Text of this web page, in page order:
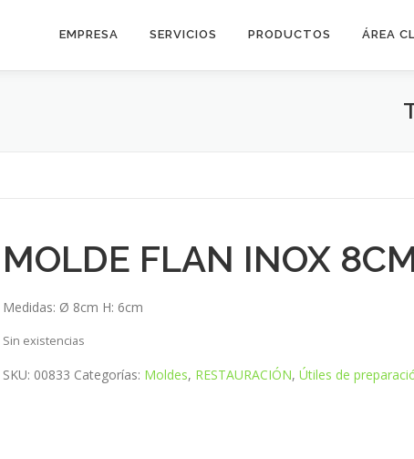
EMPRESA SERVICIOS PRODUCTOS ÁREA
MOLDE FLAN INOX
Medidas: Ø 8cm H: 6cm
Sin existencias
SKU: 00833 Categorías: Moldes, RESTAURACIÓN,Útiles de